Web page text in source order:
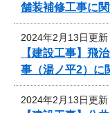
舗装補修工事に
2024年2月13日更新
【建設工事】
事（湯ノ平2）に
2024年2月13日更新